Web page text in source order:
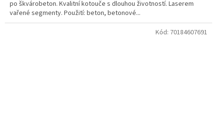
po škvárobeton. Kvalitní kotouče s dlouhou životností. Laserem
vařené segmenty. Použití: beton, betonové...
Kód: 70184607691